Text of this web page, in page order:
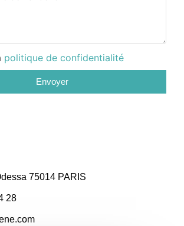
politique de confidentialité
Envoyer
75014 PARIS
28